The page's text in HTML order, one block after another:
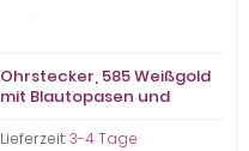
Ohrstecker, 585 Weißgold
mit Blautopasen und
Lieferzeit:3-4 Tage